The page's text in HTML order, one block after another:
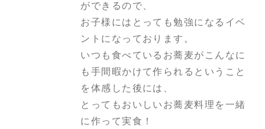
ができるので、
お子様にはとっても勉強になるイベ
ントになっております。
いつも食べているお蕎麦がこんなに
も手間暇かけて作られるということ
を体感した後には、
とってもおいしいお蕎麦料理を一緒
に作って実食！